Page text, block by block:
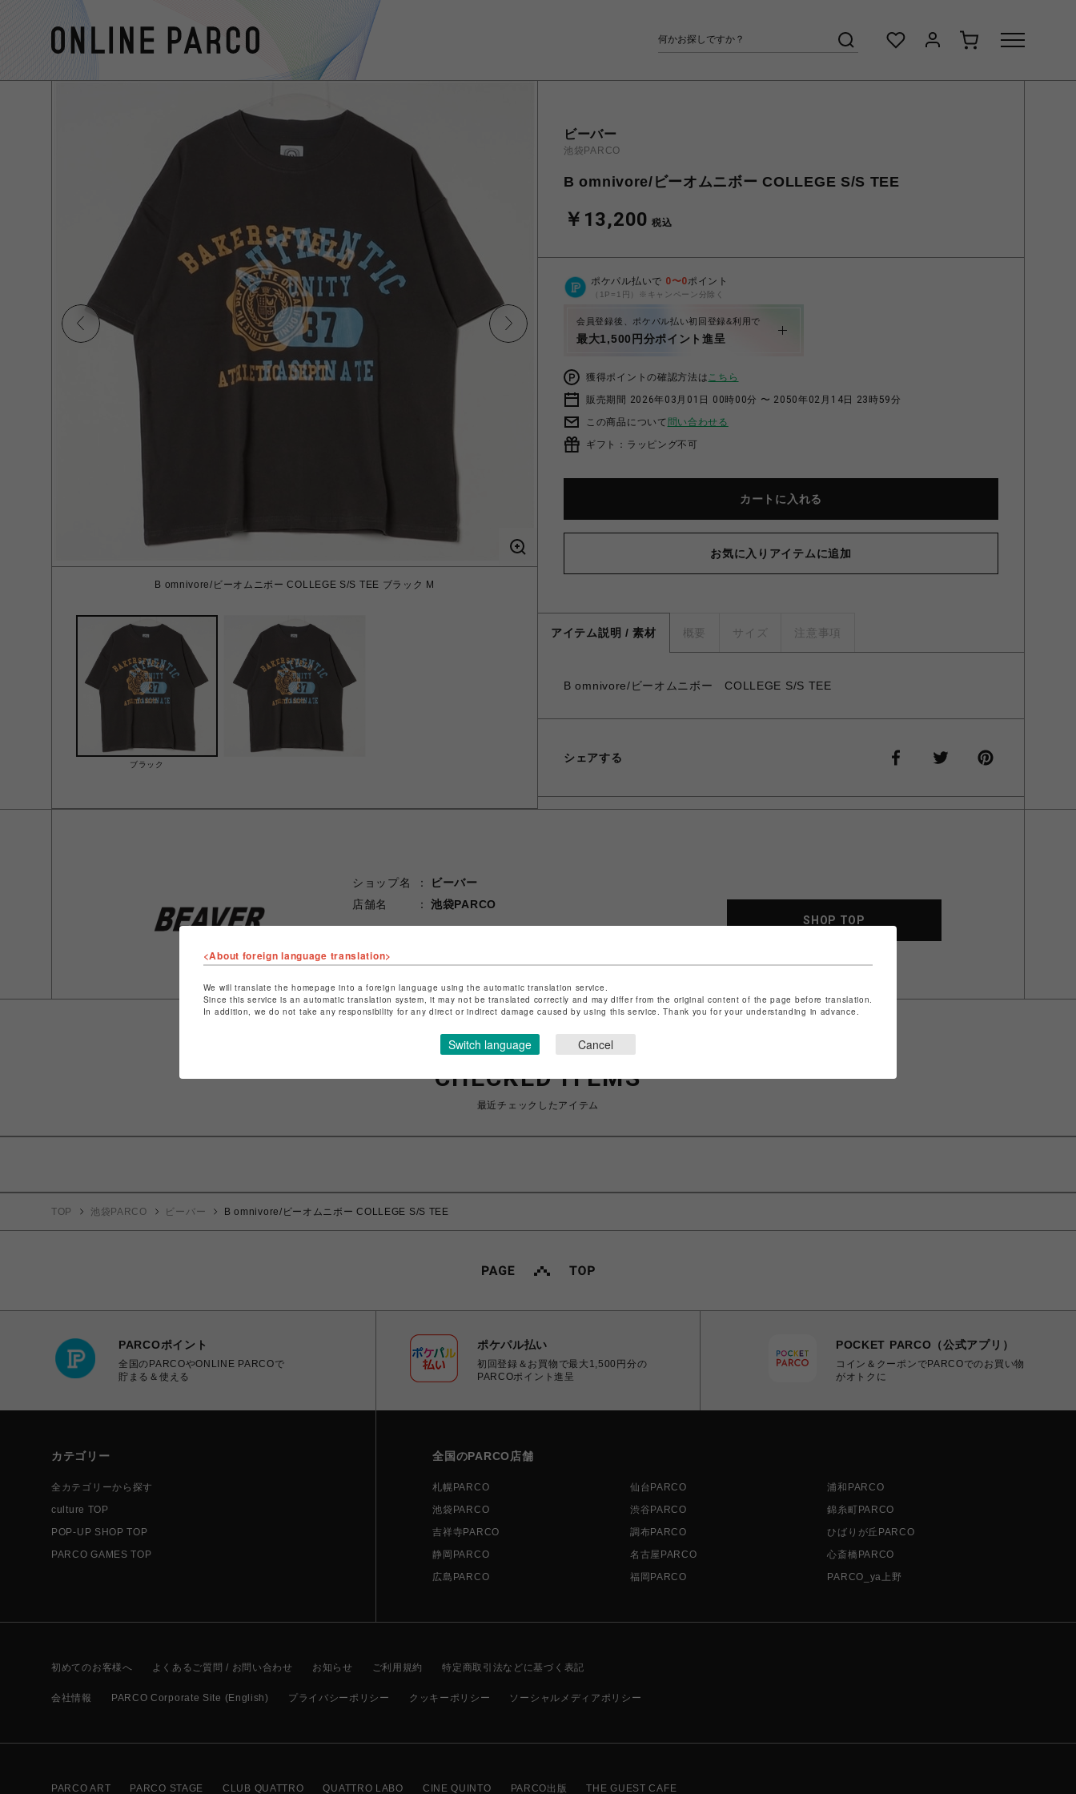
B omnivore/ビーオムニボー COLLEGE S/S TEE ブラック M
ブラック
ビーバー
池袋PARCO
B omnivore/ビーオムニボー COLLEGE S/S TEE
￥13,200 税込
ポケパル払いで 0〜0ポイント
（1P=1円）※キャンペーン分除く
会員登録後、ポケパル払い初回登録&利用で
最大1,500円分ポイント進呈
獲得ポイントの確認方法はこちら
販売期間 2026年03月01日 00時00分 〜 2050年02月14日 23時59分
この商品について 問い合わせる
ギフト：ラッピング不可
カートに入れる
お気に入りアイテムに追加
アイテム説明 / 素材 概要 サイズ 注意事項
B omnivore/ビーオムニボー COLLEGE S/S TEE
シェアする
ショップ名
ビーバー
店舗名
池袋PARCO
ショップお問い合わせは
SHOP TOP
CHECKED ITEMS
最近チェックしたアイテム
TOP 池袋PARCO ビーバー B omnivore/ビーオムニボー COLLEGE S/S TEE
PARCOポイント
全国のPARCOやONLINE PARCOで
貯まる＆使える
ポケパル払い
初回登録＆お買物で最大1,500円分の
PARCOポイント進呈
POCKET PARCO（公式アプリ）
コイン＆クーポンでPARCOでのお買い物
がオトクに
カテゴリー
全カテゴリーから探す
culture TOP
POP-UP SHOP TOP
PARCO GAMES TOP
全国のPARCO店舗
札幌PARCO 仙台PARCO
浦和PARCO
池袋PARCO
渋谷PARCO
錦糸町PARCO
吉祥寺PARCO
調布PARCO
ひばりが丘PARCO
静岡PARCO
名古屋PARCO
心斎橋PARCO
広島PARCO
福岡PARCO PARCO_ya上野
初めてのお客様へ よくあるご質問 / お問い合わせ お知らせ ご利用規約 特定商取引法などに基づく表記
会社情報 PARCO Corporate Site (English) プライバシーポリシー クッキーポリシー ソーシャルメディアポリシー
PARCO ART PARCO STAGE CLUB QUATTRO QUATTRO LABO CINE QUINTO PARCO出版 THE GUEST CAFE
<About foreign language translation>
We will translate the homepage into a foreign language using the automatic translation service.
Since this service is an automatic translation system, it may not be translated correctly and may differ from the original content of the page before translation.
In addition, we do not take any responsibility for any direct or indirect damage caused by using this service. Thank you for your understanding in advance.
Switch language Cancel